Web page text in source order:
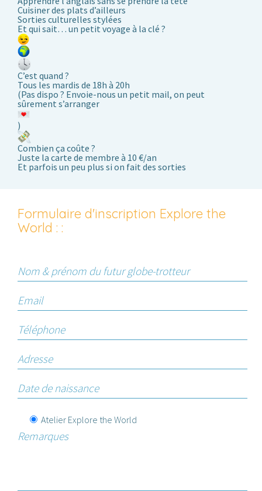
Cuisiner des plats d’ailleurs
Sorties culturelles stylées
Et qui sait… un petit voyage à la clé ?
C’est quand ?
Tous les mardis de 18h à 20h
(Pas dispo ? Envoie-nous un petit mail, on peut
sûrement s’arranger
)
Combien ça coûte ?
Juste la carte de membre à 10 €/an
Et parfois un peu plus si on fait des sorties
Formulaire d'inscription Explore the
World : :
Atelier Explore the World